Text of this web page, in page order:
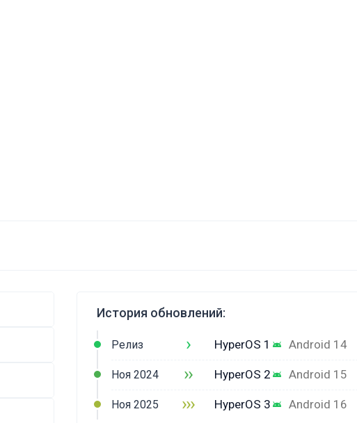
История обновлений:
Релиз › HyperOS 1 Android 14
Ноя 2024 ›› HyperOS 2 Android 15
Ноя 2025 ››› HyperOS 3 Android 16